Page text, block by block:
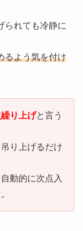
られても冷静に
るよう気を付け
り上げと言う
り上げるだけ
動的に次点入